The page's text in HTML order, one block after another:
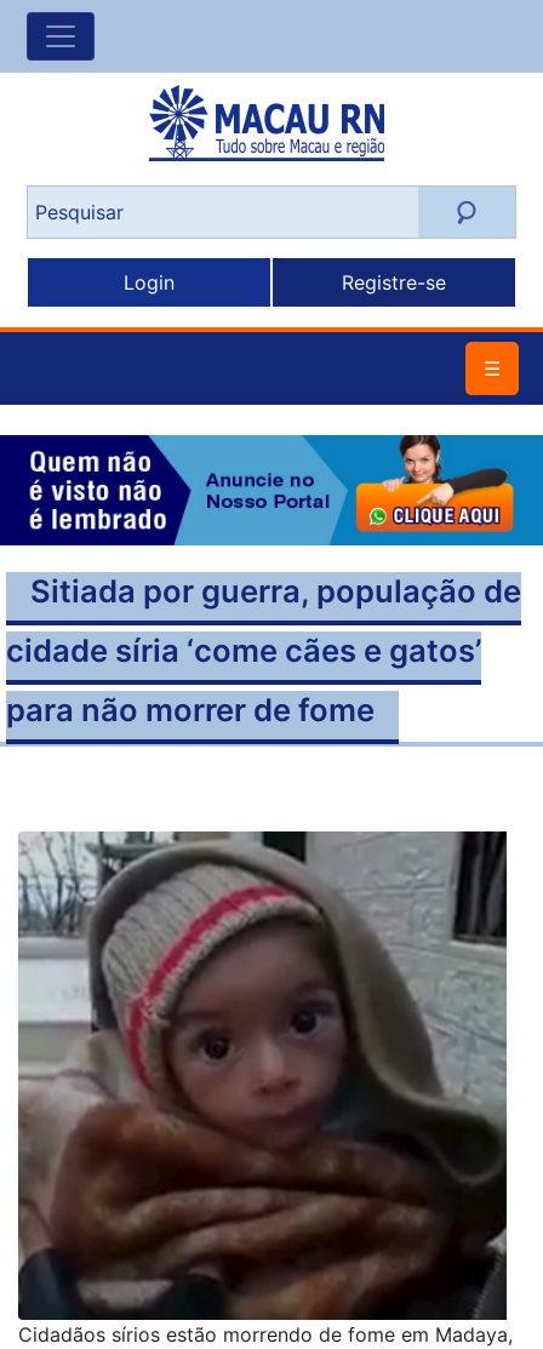
Login Registre-se
☰
Sitiada por guerra, população de
cidade síria ‘come cães e gatos’
para não morrer de fome
Cidadãos sírios estão morrendo de fome em Madaya,